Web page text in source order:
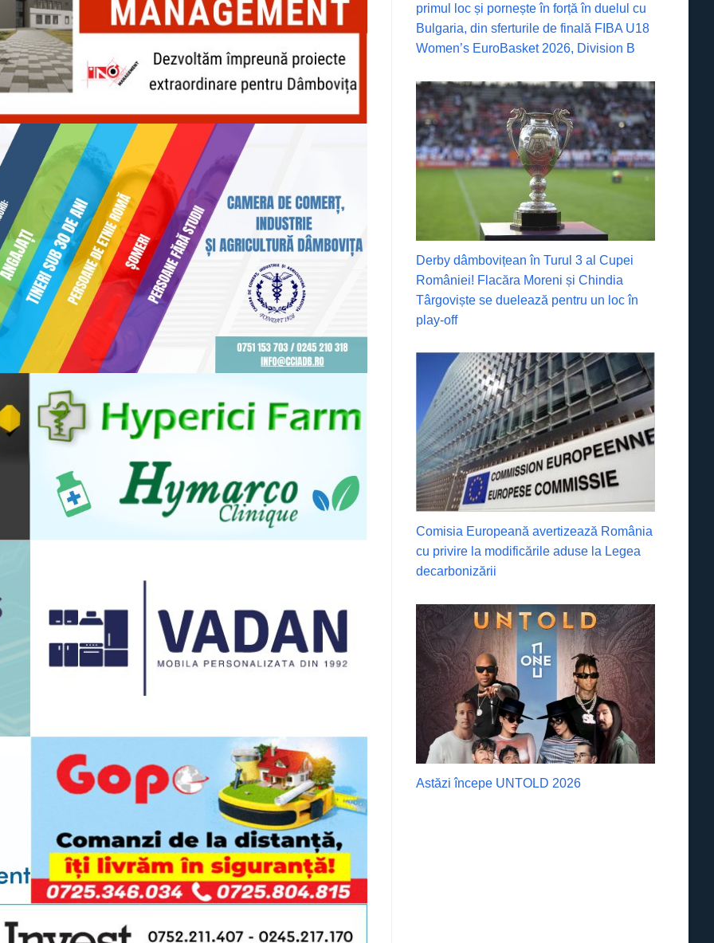
primul loc și pornește în forță în duelul cu
Bulgaria, din sferturile de finală FIBA U18
Women’s EuroBasket 2026, Division B
Derby dâmbovițean în Turul 3 al Cupei
României! Flacăra Moreni și Chindia
Târgoviște se duelează pentru un loc în
play-off
Comisia Europeană avertizează România
cu privire la modificările aduse la Legea
decarbonizării
Astăzi începe UNTOLD 2026